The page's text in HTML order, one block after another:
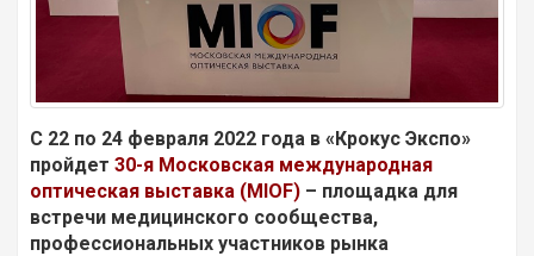
С 22 по 24 февраля 2022 года в «Крокус Экспо»
пройдет 30-я Московская международная
оптическая выставка (MIOF) – площадка для
встречи медицинского сообщества,
профессиональных участников рынка